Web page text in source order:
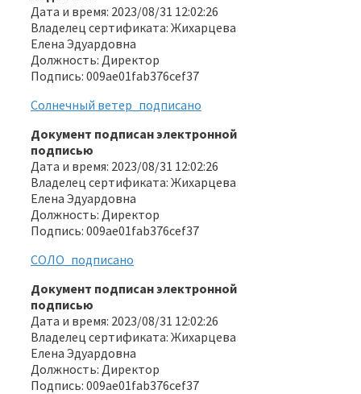
Дата и время: 2023/08/31 12:02:26
Владелец сертификата: Жихарцева
Елена Эдуардовна
Должность: Директор
Подпись: 009ae01fab376cef37
Солнечный ветер_подписано
Документ подписан электронной
подписью
Дата и время: 2023/08/31 12:02:26
Владелец сертификата: Жихарцева
Елена Эдуардовна
Должность: Директор
Подпись: 009ae01fab376cef37
СОЛО_подписано
Документ подписан электронной
подписью
Дата и время: 2023/08/31 12:02:26
Владелец сертификата: Жихарцева
Елена Эдуардовна
Должность: Директор
Подпись: 009ae01fab376cef37